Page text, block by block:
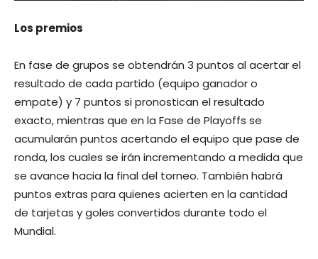
Los premios
En fase de grupos se obtendrán 3 puntos al acertar el
resultado de cada partido (equipo ganador o
empate) y 7 puntos si pronostican el resultado
exacto, mientras que en la Fase de Playoffs se
acumularán puntos acertando el equipo que pase de
ronda, los cuales se irán incrementando a medida que
se avance hacia la final del torneo. También habrá
puntos extras para quienes acierten en la cantidad
de tarjetas y goles convertidos durante todo el
Mundial.